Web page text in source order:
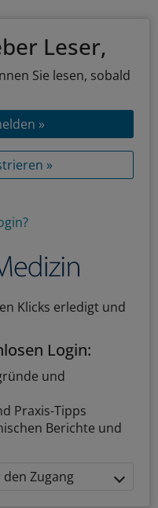
Leser,
Sie lesen, sobald
»
»
Klicks erledigt und
Login:
und
Praxis-Tipps
Berichte und
Zugang